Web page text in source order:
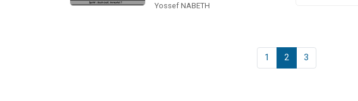
Yossef NABETH
1 2 3